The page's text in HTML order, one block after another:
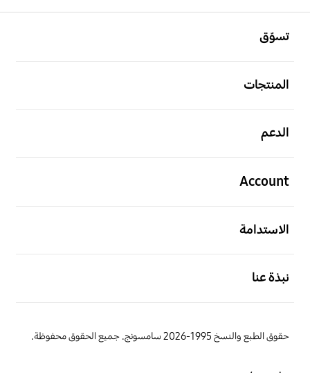
تسوّق
المنتجات
الدعم
Account
الاستدامة
نبذة عنا
حقوق الطبع والنسخ 1995-2026 سامسونج. جميع الحقوق محفوظة.